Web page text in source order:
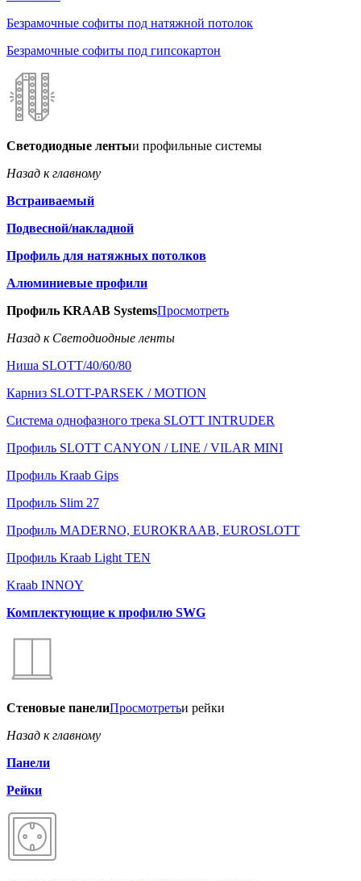
Безрамочные софиты под натяжной потолок
Безрамочные софиты под гипсокартон
Светодиодные лентыи профильные системы
Назад к главному
Встраиваемый
Подвесной/накладной
Профиль для натяжных потолков
Алюминиевые профили
Профиль KRAAB SystemsПросмотреть
Назад к Светодиодные ленты
Ниша SLOTT/40/60/80
Карниз SLOTT-PARSEK / MOTION
Система однофазного трека SLOTT INTRUDER
Профиль SLOTT CANYON / LINE / VILAR MINI
Профиль Kraab Gips
Профиль Slim 27
Профиль MADERNO, EUROKRAAB, EUROSLOTT
Профиль Kraab Light TEN
Kraab INNOY
Комплектующие к профилю SWG
Стеновые панелиПросмотретьи рейки
Назад к главному
Панели
Рейки